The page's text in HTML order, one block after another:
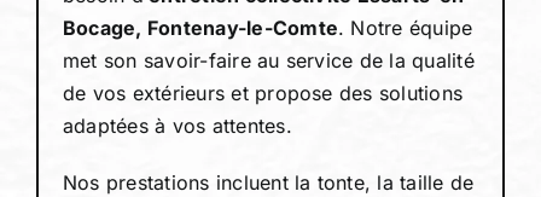
Bocage, Fontenay-le-Comte. Notre équipe
met son savoir-faire au service de la qualité
de vos extérieurs et propose des solutions
adaptées à vos attentes.
Nos prestations incluent la tonte, la taille de